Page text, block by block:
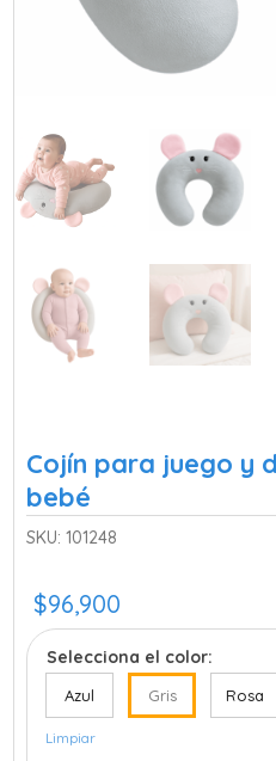
Cojín para juego y
bebé
SKU:101248
$96,900
Selecciona el color:
Azul Gris Rosa
Limpiar